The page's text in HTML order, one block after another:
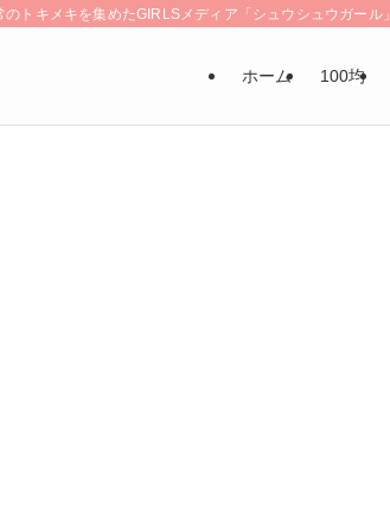
キメキを集めたGIRLSメディア「シュウシュウガール」
ホーム 100均